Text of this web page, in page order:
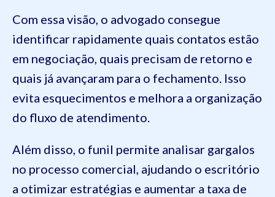
Com essa visão, o advogado consegue
identificar rapidamente quais contatos estão
em negociação, quais precisam de retorno e
quais já avançaram para o fechamento. Isso
evita esquecimentos e melhora a organização
do fluxo de atendimento.
Além disso, o funil permite analisar gargalos
no processo comercial, ajudando o escritório
a otimizar estratégias e aumentar a taxa de